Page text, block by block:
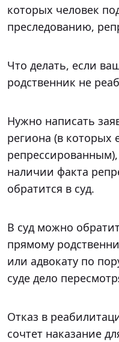
которых человек
преследованию,
Что делать, если
родственник не
Нужно написать
региона (в которых
наличии факта
обратится в суд.
В суд можно
прямому
или адвокату по
суде дело
Отказ в
сочтет наказание